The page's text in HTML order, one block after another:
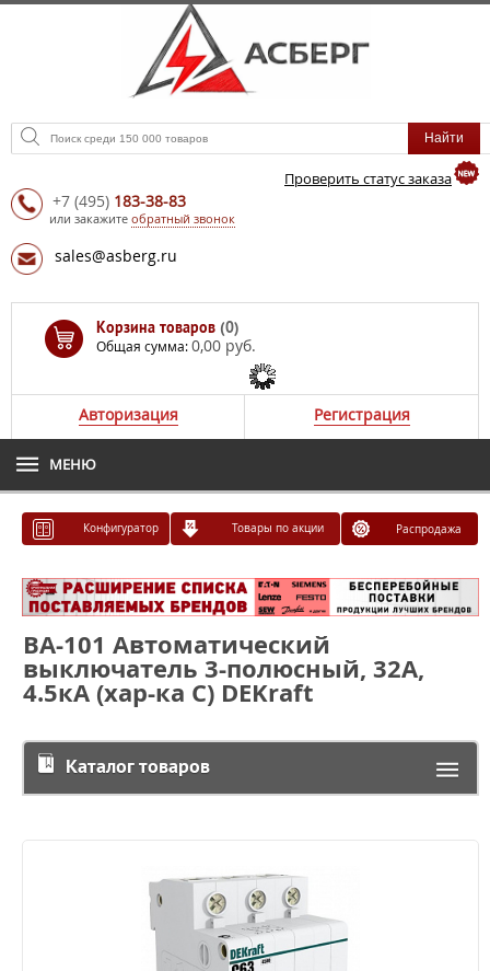
Проверить статус заказа
+7 (495) 183-38-83
или закажите обратный звонок
sales@asberg.ru
Корзина товаров (0)
Общая сумма:0,00 руб.
Авторизация Регистрация
МЕНЮ
Конфигуратор Товары по акции Распродажа
ВА-101 Автоматический
выключатель 3-полюсный, 32А,
4.5кА (хар-ка С) DEKraft
Каталог товаров